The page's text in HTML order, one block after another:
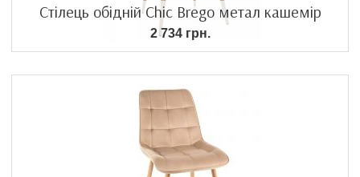
Стілець обідній Chic Brego метал кашемір
2 734 грн.